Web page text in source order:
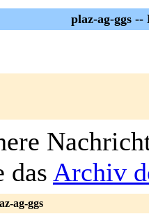
plaz-ag-ggs
das Archiv
ag-ggs